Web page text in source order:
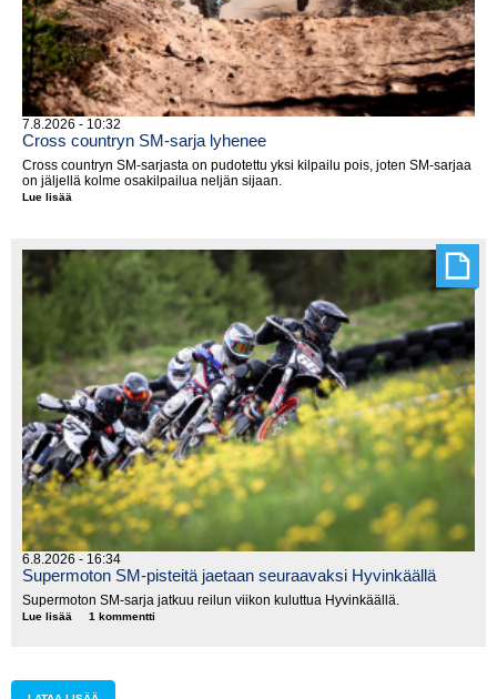
7.8.2026 - 10:32
Cross countryn SM-sarja lyhenee
Cross countryn SM-sarjasta on pudotettu yksi kilpailu pois, joten SM-sarjaa
on jäljellä kolme osakilpailua neljän sijaan.
Lue lisää
lyhenee
6.8.2026 - 16:34
Supermoton SM-pisteitä jaetaan seuraavaksi Hyvinkäällä
Supermoton SM-sarja jatkuu reilun viikon kuluttua Hyvinkäällä.
Lue lisää Supermoton
seuraavaksi
Hyvinkäällä
1 kommentti